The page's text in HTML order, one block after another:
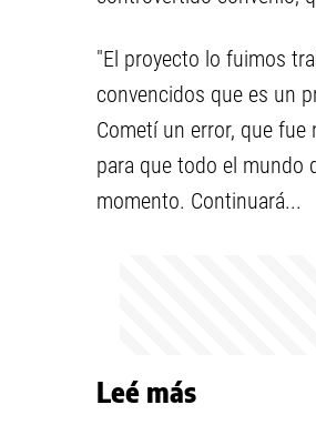
"El proyecto lo fuimos
convencidos que es un
Cometí un error, que
para que todo el mundo
momento. Continuará...
Leé más